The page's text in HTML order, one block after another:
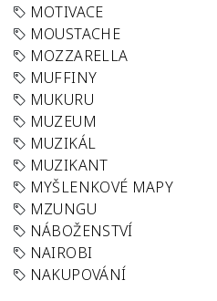
MOTIVACE
MOUSTACHE
MOZZARELLA
MUFFINY
MUKURU
MUZEUM
MUZIKÁL
MUZIKANT
MYŠLENKOVÉ MAPY
MZUNGU
NÁBOŽENSTVÍ
NAIROBI
NAKUPOVÁNÍ